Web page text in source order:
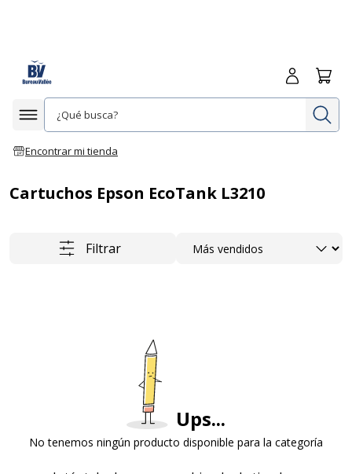
Afficher la navigation
Encontrar mi tienda
Iniciar
Cartuchos Epson EcoTank L3210
Filtrar Ordenar
Ups...
No tenemos ningún producto disponible para la categoría